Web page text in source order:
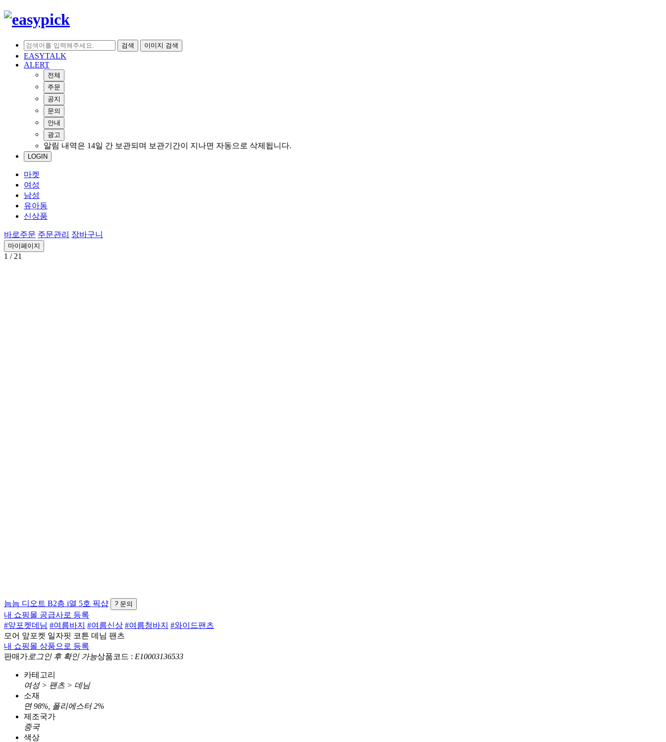
검색 이미지 검색
EASYTALK
ALERT
전체
주문
공지
문의
안내
광고
알림 내역은 14일 간 보관되며 보관기간이 지나면 자동으로 삭제됩니다.
LOGIN
마켓
여성
남성
유아동
신상품
바로주문 주문관리 장바구니
마이페이지
1 / 21
늠늠 디오트 B2층 i열 5호 픽샵 ? 문의
내 쇼핑몰 공급사로 등록
#앞포켓데님 #여름바지 #여름신상 #여름청바지 #와이드팬츠
모어 앞포켓 일자핏 코튼 데님 팬츠
내 쇼핑몰 상품으로 등록
판매가 로그인 후 확인 가능상품코드 : E10003136533
카테고리
여성 > 팬츠 > 데님
소재
면 98%, 폴리에스터 2%
제조국가
중국
색상